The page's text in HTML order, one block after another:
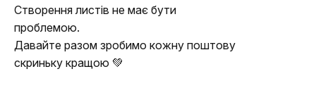
Створення листів не має бути
проблемою.
Давайте разом зробимо кожну поштову
скриньку кращою 💚